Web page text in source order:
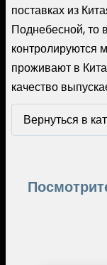
поставках из
Поднебесной, то
контролируются
проживают в
качество
Вернуться в